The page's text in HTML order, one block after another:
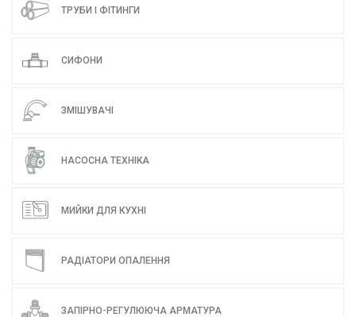
ТРУБИ І ФІТИНГИ
СИФОНИ
ЗМІШУВАЧІ
НАСОСНА ТЕХНІКА
МИЙКИ ДЛЯ КУХНІ
РАДІАТОРИ ОПАЛЕННЯ
ЗАПІРНО-РЕГУЛЮЮЧА АРМАТУРА